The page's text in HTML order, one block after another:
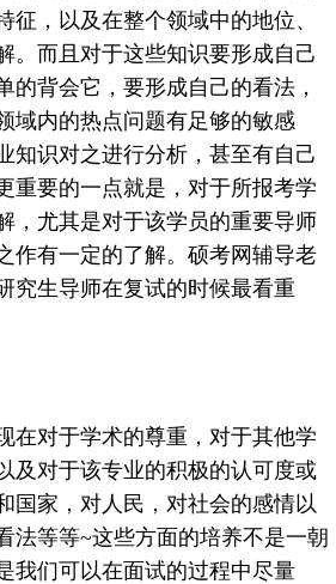
征，以及在整个领域中的地位、
。而且对于这些知识要形成自己
的背会它，要形成自己的看法，
域内的热点问题有足够的敏感
知识对之进行分析，甚至有自己
重要的一点就是，对于所报考学
，尤其是对于该学员的重要导师
作有一定的了解。硕考网辅导老
究生导师在复试的时候最看重
在对于学术的尊重，对于其他学
及对于该专业的积极的认可度或
国家，对人民，对社会的感情以
法等等~这些方面的培养不是一朝
我们可以在面试的过程中尽量